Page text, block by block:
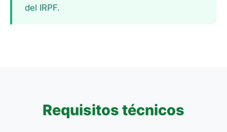
del IRPF.
Requisitos técnicos